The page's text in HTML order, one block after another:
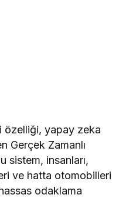
özelliği, yapay zeka
Gerçek Zamanlı
sistem, insanları,
ve hatta otomobilleri
odaklama